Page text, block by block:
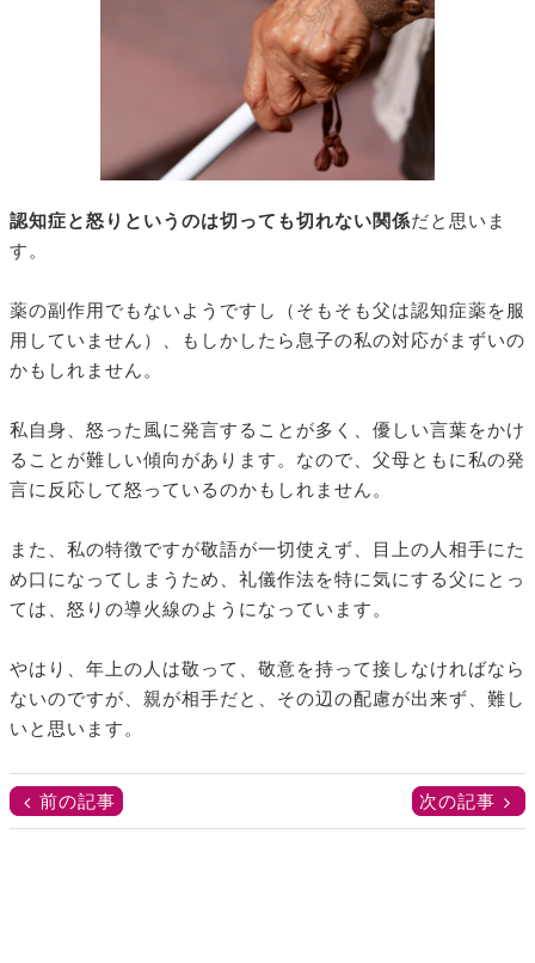
認知症と怒りというのは切っても切れない関係だと思いま
す。
薬の副作用でもないようですし（そもそも父は認知症薬を服
用していません）、もしかしたら息子の私の対応がまずいの
かもしれません。
私自身、怒った風に発言することが多く、優しい言葉をかけ
ることが難しい傾向があります。なので、父母ともに私の発
言に反応して怒っているのかもしれません。
また、私の特徴ですが敬語が一切使えず、目上の人相手にた
め口になってしまうため、礼儀作法を特に気にする父にとっ
ては、怒りの導火線のようになっています。
やはり、年上の人は敬って、敬意を持って接しなければなら
ないのですが、親が相手だと、その辺の配慮が出来ず、難し
いと思います。
次の記事
前の記事